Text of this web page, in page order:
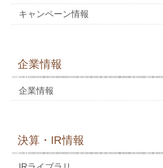
キャンペーン情報
企業情報
企業情報
決算・IR情報